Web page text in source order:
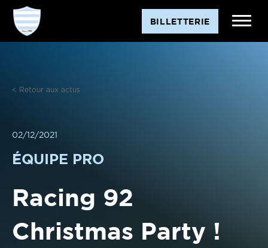
Aller
contenu
BILLETTERIE
< Retour aux actus
02/12/2021
ÉQUIPE PRO
Racing 92
Christmas Party !